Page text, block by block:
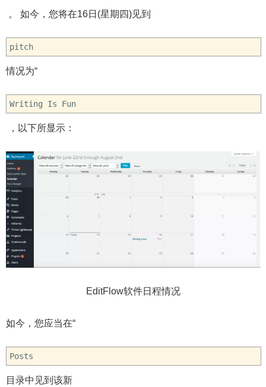
。 如今，您将在16日(星期四)见到
pitch
情况为“
Writing Is Fun
，以下所显示：
EditFlow软件日程情况
如今，您应当在“
Posts
目录中见到该新